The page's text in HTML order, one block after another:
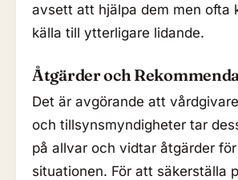
avsett att hjälpa dem men ofta
källa till ytterligare lidande.
Åtgärder och
Det är avgörande att
och tillsynsmyndigheter tar
på allvar och vidtar åtgärder
situationen. För att säkerställa